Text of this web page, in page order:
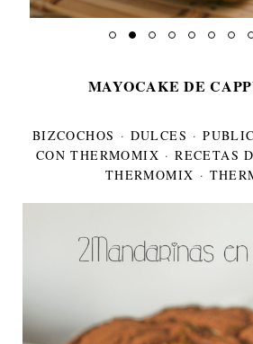
MAYOCAKE DE
BIZCOCHOS · DULCES ·
CON THERMOMIX ·RECETAS
THERMOMIX ·